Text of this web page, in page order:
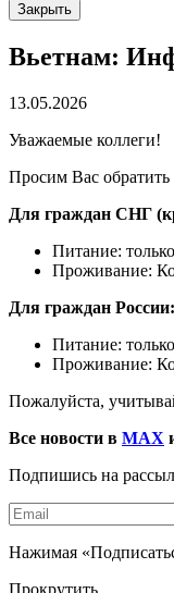
Закрыть
Вьетнам:
13.05.2026
Уважаемые коллеги!
Просим Вас
Для граждан СНГ
Питание:
Проживание:
Для граждан России:
Питание:
Проживание:
Пожалуйста,
Все новости в MAX
Подпишись на
Нажимая
Прокрутить